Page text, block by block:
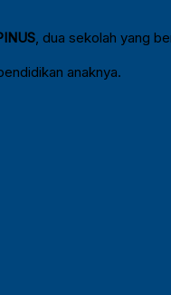
, dua sekolah yang
anaknya.